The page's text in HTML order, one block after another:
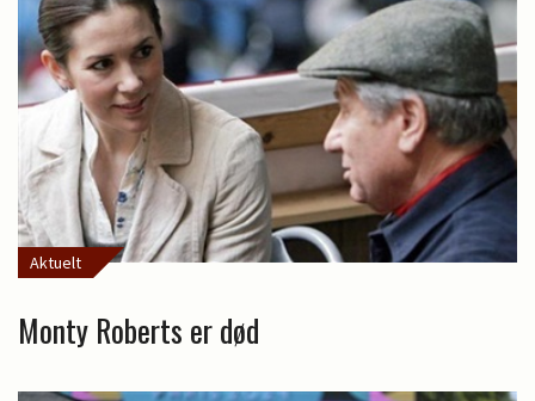
Aktuelt
Monty Roberts er død